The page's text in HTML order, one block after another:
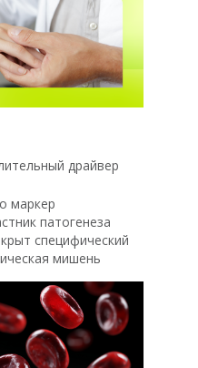
драйвер
маркер
патогенеза
специфический
мишень